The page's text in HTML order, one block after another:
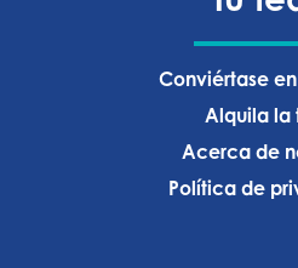
Conviértase
Alquila la
Acerca de
Política de